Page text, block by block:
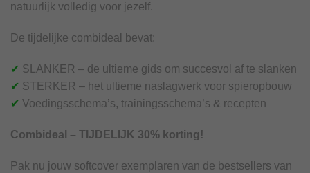
natuurlijk volledig voor jezelf.
De tijdelijke combideal bevat:
✔ SLANKER – de ultieme gids om succesvol af te slanken
✔ STERKER – het ultieme naslagwerk voor spieropbouw
✔ Voedingsschema’s, trainingsschema’s & recepten
Combideal – TIJDELIJK 30% korting!
Pak nu jouw softcover exemplaren van de bestsellers van